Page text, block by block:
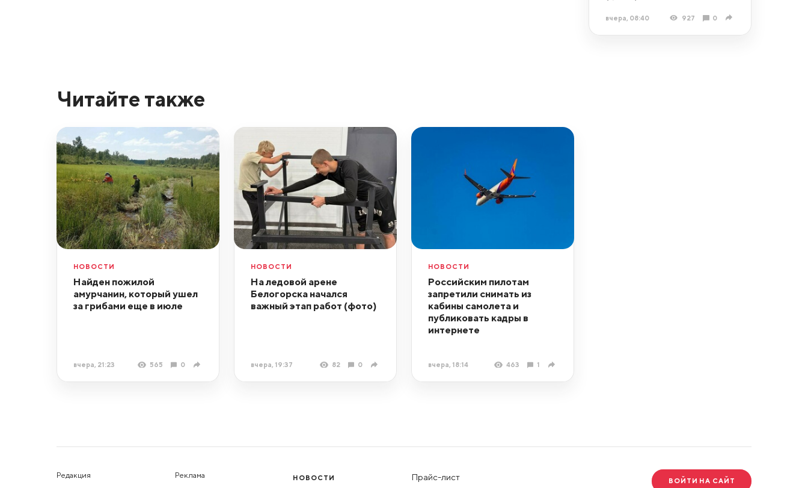
вчера, 08:40 927 0
Читайте также
НОВОСТИ
Найден пожилой
амурчанин, который ушел
за грибами еще в июле
вчера, 21:23 565 0
НОВОСТИ
На ледовой арене
Белогорска начался
важный этап работ (фото)
вчера, 19:37 82 0
НОВОСТИ
Российским пилотам
запретили снимать из
кабины самолета и
публиковать кадры в
интернете
вчера, 18:14 463 1
Редакция Реклама НОВОСТИ Прайс-лист ВОЙТИ НА САЙТ